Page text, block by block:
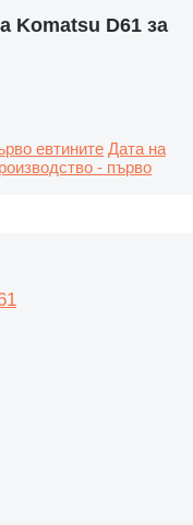
Komatsu D61 за
евтините Дата на
- първо